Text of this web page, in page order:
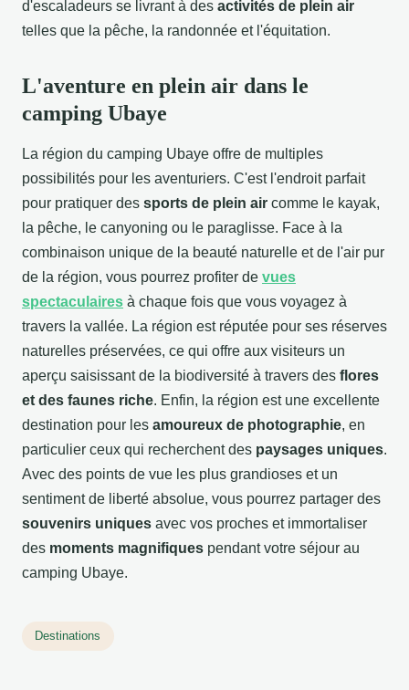
d'escaladeurs se livrant à des activités de plein air
telles que la pêche, la randonnée et l'équitation.
L'aventure en plein air dans le
camping Ubaye
La région du camping Ubaye offre de multiples
possibilités pour les aventuriers. C'est l'endroit parfait
pour pratiquer des sports de plein air comme le kayak,
la pêche, le canyoning ou le paraglisse. Face à la
combinaison unique de la beauté naturelle et de l'air pur
de la région, vous pourrez profiter de vues
spectaculaires à chaque fois que vous voyagez à
travers la vallée. La région est réputée pour ses réserves
naturelles préservées, ce qui offre aux visiteurs un
aperçu saisissant de la biodiversité à travers des flores
et des faunes riche. Enfin, la région est une excellente
destination pour les amoureux de photographie, en
particulier ceux qui recherchent des paysages uniques.
Avec des points de vue les plus grandioses et un
sentiment de liberté absolue, vous pourrez partager des
souvenirs uniques avec vos proches et immortaliser
des moments magnifiques pendant votre séjour au
camping Ubaye.
Destinations